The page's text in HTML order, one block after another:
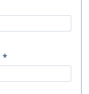
*